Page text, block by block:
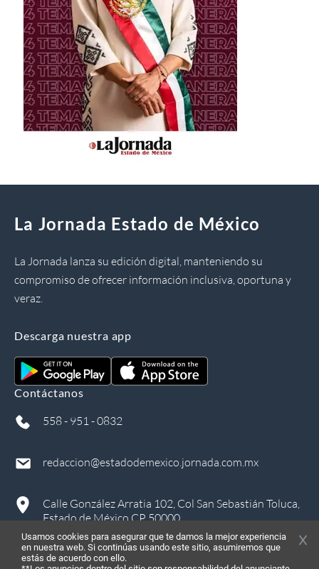
La Jornada Estado de México
La Jornada lanza su edición digital, manteniendo su
compromiso de ofrecer información inclusiva, oportuna y
veraz.
Descarga nuestra app
Contáctanos
558 - 951 - 0832
redaccion@estadodemexico.jornada.com.mx
Calle González Arratia 102, Col San Sebastián Toluca,
Estado de México CP 50000
Usamos cookies para asegurar que te damos la mejor experiencia
en nuestra web. Si continúas usando este sitio, asumiremos que
estás de acuerdo con ello.